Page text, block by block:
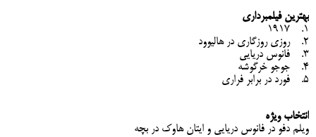
بهترین فیلمبرداری
1. 1917
2. روزی روزگاری در هالیوود
3. فانوس دریایی
4. جوجو خرگوشه
5. فورد در برابر فراری
انتخاب ویژه
ویلم دفو در فانوس دریایی و ایتان هاوک در بچه